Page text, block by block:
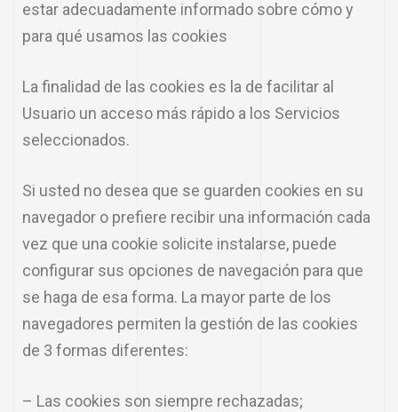
estar adecuadamente informado sobre cómo y
para qué usamos las cookies
La finalidad de las cookies es la de facilitar al
Usuario un acceso más rápido a los Servicios
seleccionados.
Si usted no desea que se guarden cookies en su
navegador o prefiere recibir una información cada
vez que una cookie solicite instalarse, puede
configurar sus opciones de navegación para que
se haga de esa forma. La mayor parte de los
navegadores permiten la gestión de las cookies
de 3 formas diferentes:
– Las cookies son siempre rechazadas;